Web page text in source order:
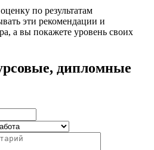
по результатам
эти рекомендации и
а вы покажете уровень своих
дипломные